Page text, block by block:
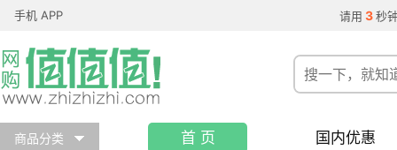
手机 APP 请用 3 秒
商品分类 首 页 国内优惠